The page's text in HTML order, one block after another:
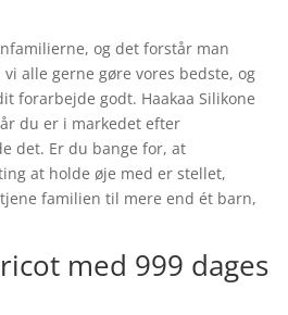
og det forstår man
alle gerne gøre vores bedste, og
forarbejde godt. Haakaa Silikone
du er i markedet efter
det. Er du bange for, at
at holde øje med er stellet,
familien til mere end ét barn,
med 999 dages